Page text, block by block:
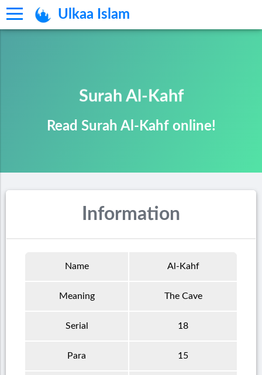
Ulkaa Islam
Surah Al-Kahf
Read Surah Al-Kahf online!
Information
Name Al-Kahf
Meaning The Cave
Serial 18
Para 15